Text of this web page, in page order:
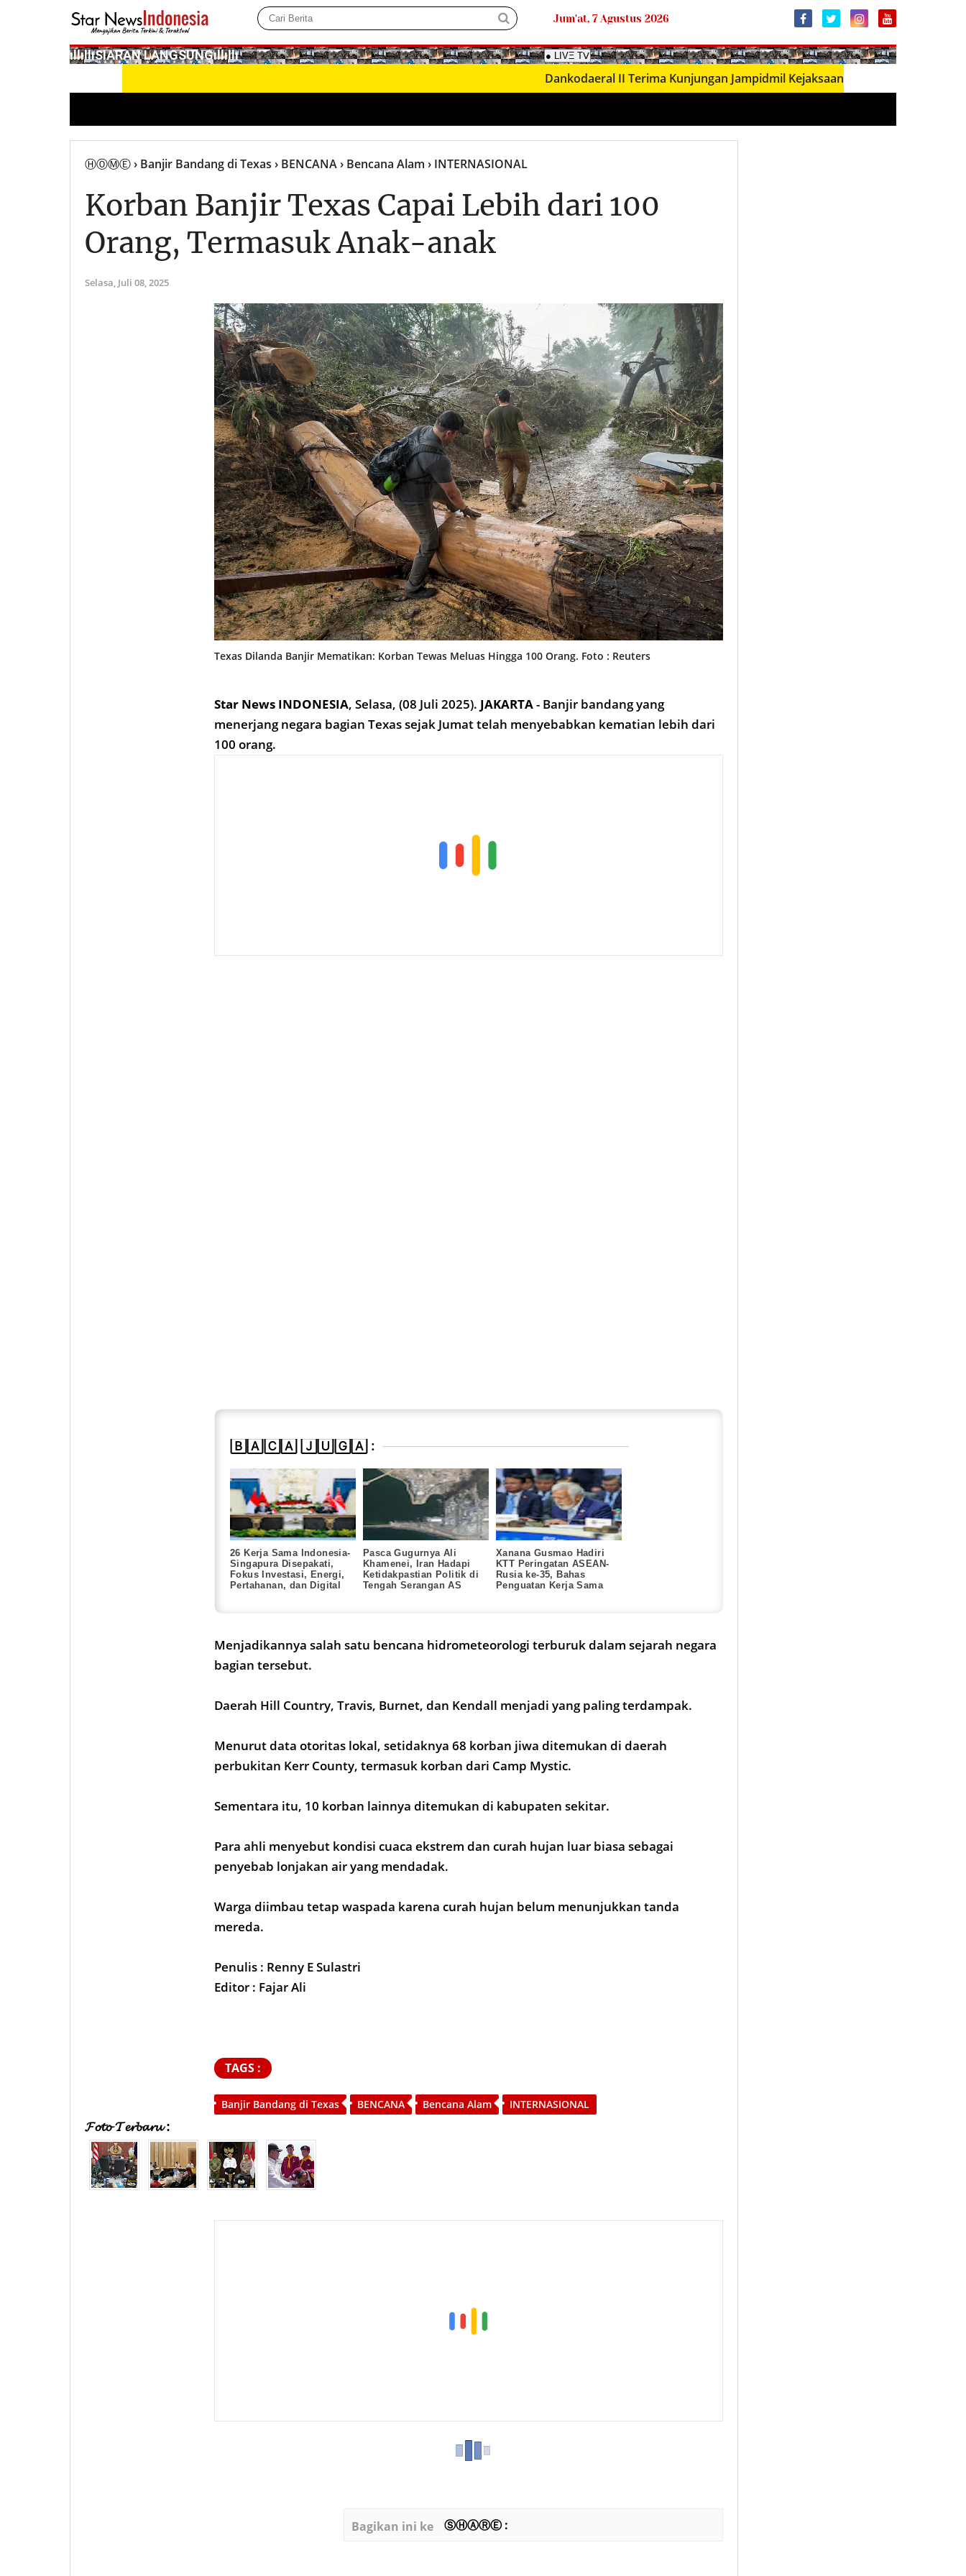
Jum'at, 7 Agustus 2026
­ıllıllıS͙I͙A͙R͙A͙N͙ L͙A͙N͙G͙S͙U͙N͙G͙ıllıllı
Dankodaeral II Terima Kunjungan Jampidmil Kejaksaan Agung RI, Perkuat Sinergi
ⒽⓄⓂⒺ› Banjir Bandang di Texas › BENCANA› Bencana Alam › INTERNASIONAL
Korban Banjir Texas Capai Lebih dari 100
Orang, Termasuk Anak-anak
Selasa, Juli 08, 2025
Texas Dilanda Banjir Mematikan: Korban Tewas Meluas Hingga 100 Orang. Foto : Reuters
Star News INDONESIA, Selasa, (08 Juli 2025). JAKARTA- Banjir bandang yang
menerjang negara bagian Texas sejak Jumat telah menyebabkan kematian lebih dari
100 orang.
🄱🄰🄲🄰 🄹🅄🄶🄰 :
26 Kerja Sama Indonesia-
Singapura Disepakati,
Fokus Investasi, Energi,
Pertahanan, dan Digital
Pasca Gugurnya Ali
Khamenei, Iran Hadapi
Ketidakpastian Politik di
Tengah Serangan AS
Xanana Gusmao Hadiri
KTT Peringatan ASEAN-
Rusia ke-35, Bahas
Penguatan Kerja Sama
Menjadikannya salah satu bencana hidrometeorologi terburuk dalam sejarah negara
bagian tersebut.
Daerah Hill Country, Travis, Burnet, dan Kendall menjadi yang paling terdampak.
Menurut data otoritas lokal, setidaknya 68 korban jiwa ditemukan di daerah
perbukitan Kerr County, termasuk korban dari Camp Mystic.
Sementara itu, 10 korban lainnya ditemukan di kabupaten sekitar.
Para ahli menyebut kondisi cuaca ekstrem dan curah hujan luar biasa sebagai
penyebab lonjakan air yang mendadak.
Warga diimbau tetap waspada karena curah hujan belum menunjukkan tanda
mereda.
Penulis : Renny E Sulastri
Editor : Fajar Ali
TAGS :
Banjir Bandang di Texas BENCANA Bencana Alam INTERNASIONAL
𝓕𝓸𝓽𝓸 𝓣𝓮𝓻𝓫𝓪𝓻𝓾 :
Bagikan ini ke ⓈⒽⒶⓇⒺ :